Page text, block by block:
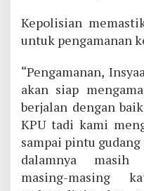
Kepolisian
untuk pengamanan
“Pengamanan,
akan siap
berjalan dengan
KPU tadi kami
sampai pintu
dalamnya masih
masing-masing